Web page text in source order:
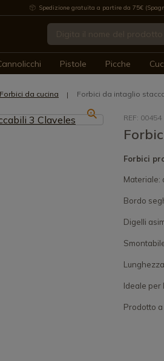
Spedizione gratuita a partire da 75€
Pistole Picche
Forbici da cucina Forbici da intaglio
REF: 00454
Forbici
Materiale:
Bordo
Digelli
Ideale per
Prodotto a